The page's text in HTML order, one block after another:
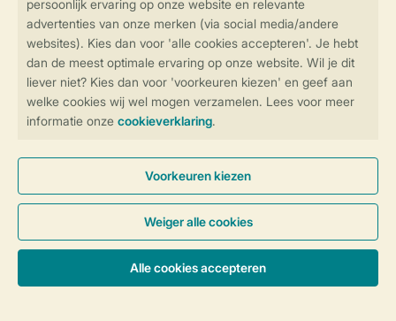
Vakantie in de natuur
Thema's
Vakantie met kinderen
Vakantie met kinderen